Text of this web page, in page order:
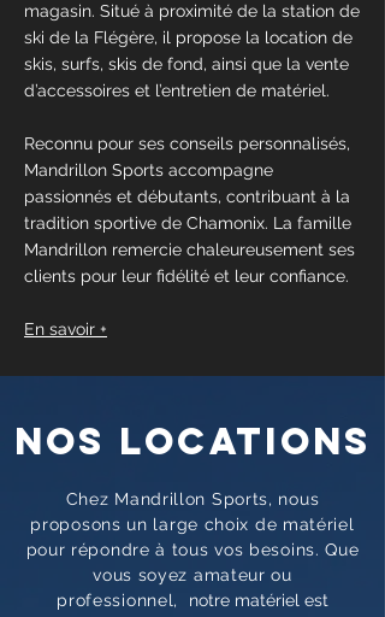
magasin. Situé à proximité de la station de
ski de la Flégère, il propose la location de
skis, surfs, skis de fond, ainsi que la vente
d’accessoires et l’entretien de matériel.
Reconnu pour ses conseils personnalisés,
Mandrillon Sports accompagne
passionnés et débutants, contribuant à la
tradition sportive de Chamonix. La famille
Mandrillon remercie chaleureusement ses
clients pour leur fidélité et leur confiance.
En savoir +
NOS LOCATIONS
Chez Mandrillon Sports, nous
proposons un large choix de matériel
pour répondre à tous vos besoins. Que
vous soyez amateur ou
professionnel,
notre matériel est